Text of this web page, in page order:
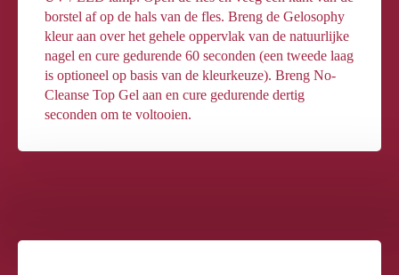
borstel af op de hals van de fles. Breng de Gelosophy
kleur aan over het gehele oppervlak van de natuurlijke
nagel en cure gedurende 60 seconden (een tweede laag
is optioneel op basis van de kleurkeuze). Breng No-
Cleanse Top Gel aan en cure gedurende dertig
seconden om te voltooien.